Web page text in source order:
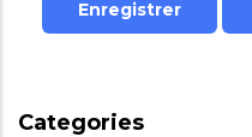
Categories